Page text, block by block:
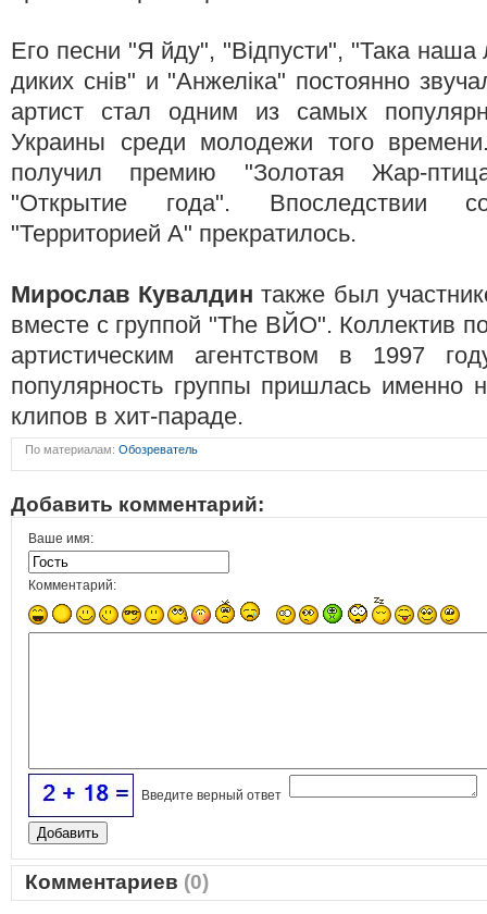
Его песни "Я йду", "Відпусти", "Така наша
диких снів" и "Анжеліка" постоянно
артист стал одним из самых
Украины среди молодежи того
получил премию "Золотая Жар-
"Открытие года". Впоследствии
"Территорией А" прекратилось.
Мирослав Кувалдин также был
вместе с группой "The ВЙО". Коллектив
артистическим агентством в 1997
популярность группы пришлась именно
клипов в хит-параде.
По материалам: Обозреватель
Добавить комментарий:
Ваше имя:
Комментарий:
Введите верный ответ
Комментариев (0)